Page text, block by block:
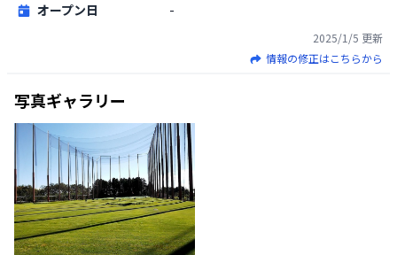
オープン日
-
2025/1/5 更新
情報の修正はこちらから
写真ギャラリー